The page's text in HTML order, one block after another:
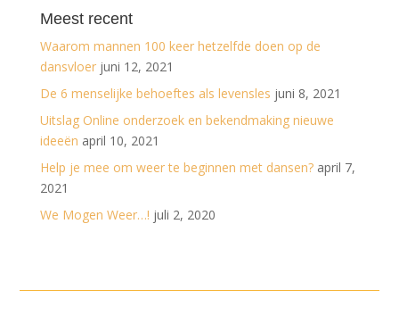
Meest recent
Waarom mannen 100 keer hetzelfde doen op de
dansvloer juni 12, 2021
De 6 menselijke behoeftes als levensles juni 8, 2021
Uitslag Online onderzoek en bekendmaking nieuwe
ideeën april 10, 2021
Help je mee om weer te beginnen met dansen? april 7,
2021
We Mogen Weer…! juli 2, 2020